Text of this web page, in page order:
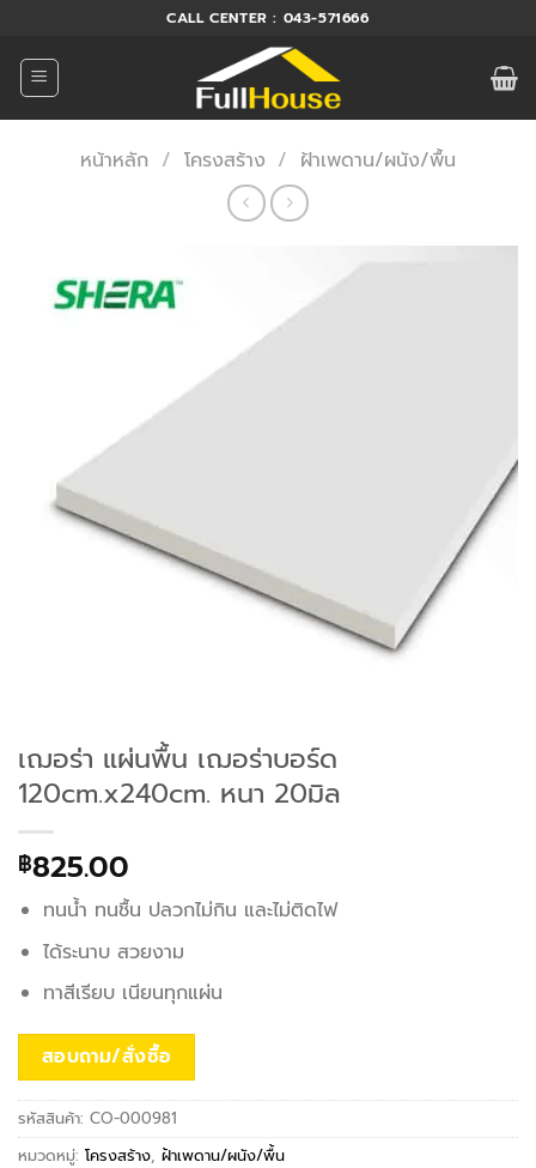
ยัง
เนื้อหา
CALL CENTER : 043-571666
หน้าหลัก / โครงสร้าง / ฝ้าเพดาน/ผนัง/พื้น
เฌอร่า แผ่นพื้น เฌอร่าบอร์ด
120cm.x240cm. หนา 20มิล
฿825.00
ทนน้ำ ทนชื้น ปลวกไม่กิน และไม่ติดไฟ
ได้ระนาบ สวยงาม
ทาสีเรียบ เนียนทุกแผ่น
สอบถาม/สั่งซื้อ
รหัสสินค้า: CO-000981
หมวดหมู่: โครงสร้าง, ฝ้าเพดาน/ผนัง/พื้น